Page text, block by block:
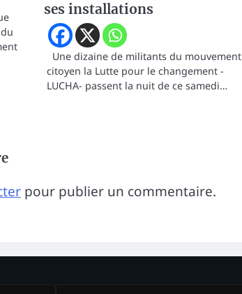
ses installations
Une dizaine de militants du mouvement
citoyen la Lutte pour le changement -
LUCHA- passent la nuit de ce samedi…
pour publier un commentaire.